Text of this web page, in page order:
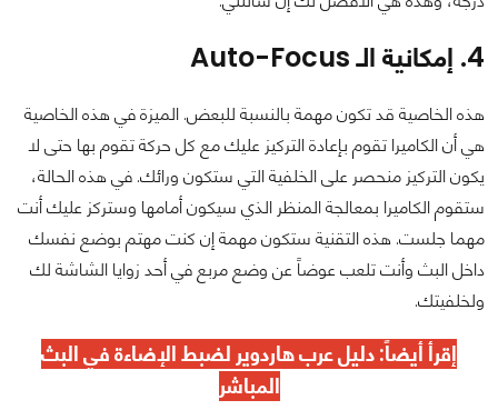
4. إمكانية الـ Auto-Focus
هذه الخاصية قد تكون مهمة بالنسبة للبعض. الميزة في هذه الخاصية
هي أن الكاميرا تقوم بإعادة التركيز عليك مع كل حركة تقوم بها حتى لا
يكون التركيز منحصر على الخلفية التي ستكون ورائك. في هذه الحالة،
ستقوم الكاميرا بمعالجة المنظر الذي سيكون أمامها وستركز عليك أنت
مهما جلست. هذه التقنية ستكون مهمة إن كنت مهتم بوضع نفسك
داخل البث وأنت تلعب عوضاً عن وضع مربع في أحد زوايا الشاشة لك
ولخلفيتك.
إقرأ أيضاً:دليل عرب هاردوير لضبط الإضاءة في البث
المباشر